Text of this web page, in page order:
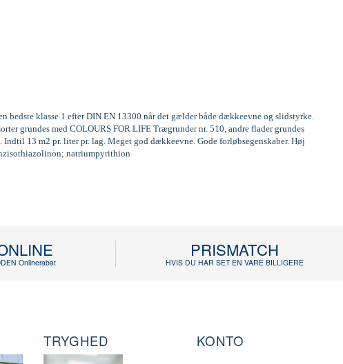
klasse 1 efter DIN EN 13300 når det gælder både dækkeevne og slidstyrke.
grundes med COLOURS FOR LIFE Trægrunder nr. 510, andre flader grundes
13 m2 pr. liter pr. lag. Meget god dækkeevne. Gode forløbsegenskaber. Høj
natriumpyrithion
Onlinerabat
PRISMATCH
HVIS DU HAR SET EN VARE BILLIGERE
TRYGHED KONTO